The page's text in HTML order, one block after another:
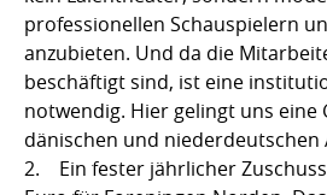
professionellen Schauspielern
anzubieten. Und da die
beschäftigt sind, ist eine
notwendig. Hier gelingt uns eine
dänischen und niederdeutschen
2. Ein fester jährlicher